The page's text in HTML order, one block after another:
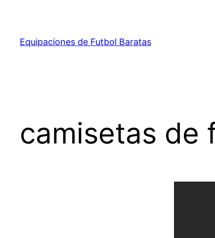
contenido
Equipaciones de Futbol Baratas
camisetas de